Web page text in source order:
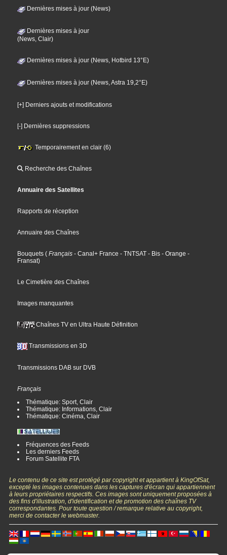
Dernières mises à jour (News)
Dernières mises à jour
(News, Clair)
Dernières mises à jour (News, Hotbird 13°E)
Dernières mises à jour (News, Astra 19,2°E)
[+] Derniers ajouts et modifications
[-] Dernières suppressions
Temporairement en clair (6)
Recherche des Chaînes
Annuaire des Satellites
Rapports de réception
Annuaire des Chaînes
Bouquets ( Français - Canal+ France - TNTSAT - Bis - Orange -
Fransat)
Le Cimetière des Chaînes
Images manquantes
Chaînes TV en Ultra Haute Définition
Transmissions en 3D
Transmissions DAB sur DVB
Français
Thématique: Sport, Clair
Thématique: Informations, Clair
Thématique: Cinéma, Clair
Fréquences des Feeds
Les derniers Feeds
Forum Satellite FTA
Le contenu de ce site est protégé par copyright et appartient à KingOfSat,
excepté les images contenues dans les captures d'écran qui appartiennent
à leurs propriétaires respectifs. Ces images sont uniquement proposées à
des fins d'illustration, d'identification et de promotion des chaînes TV
correspondantes. Pour toute question / remarque relative au copyright,
merci de contacter le webmaster.